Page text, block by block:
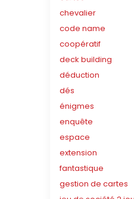
chevalier
code name
coopératif
deck building
déduction
dés
énigmes
enquête
espace
extension
fantastique
gestion de cartes